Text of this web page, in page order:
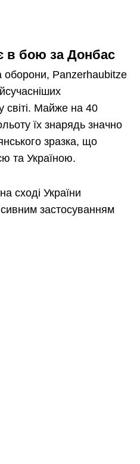
в бою за Донбас
оборони, Panzerhaubitze
світі. Майже на 40
їх знарядь значно
зразка, що
та Україною.
сході України
застосуванням